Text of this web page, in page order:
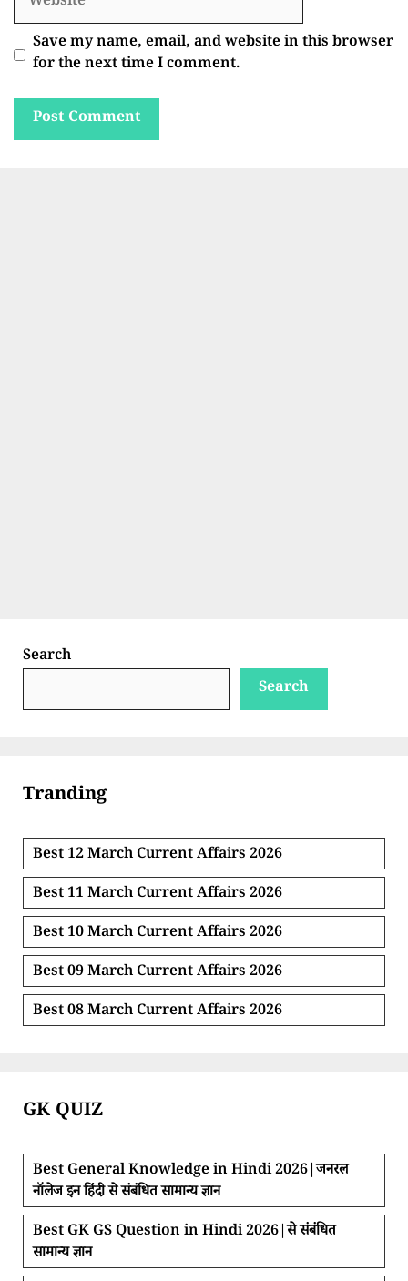
Save my name, email, and website in this browser
for the next time I comment.
Search
Search
Tranding
Best 12 March Current Affairs 2026
Best 11 March Current Affairs 2026
Best 10 March Current Affairs 2026
Best 09 March Current Affairs 2026
Best 08 March Current Affairs 2026
GK QUIZ
Best General Knowledge in Hindi 2026|जनरल
नॉलेज इन हिंदी से संबंधित सामान्य ज्ञान
Best GK GS Question in Hindi 2026|से संबंधित
सामान्य ज्ञान